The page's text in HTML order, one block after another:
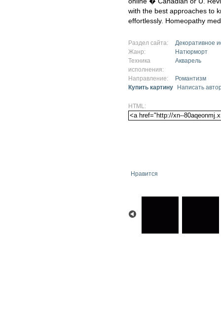
with the best approaches to
effortlessly. Homeopathy
Раздел сайта:
Декоративное
Жанр:
Натюрморт
Техника
исполнения:
Акварель
Направление:
Романтизм
Купить картину
Написать
HTML:
Нравится